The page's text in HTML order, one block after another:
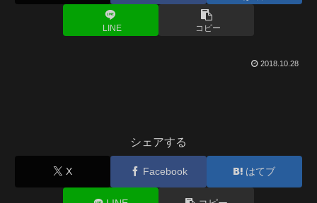
LINE コピー
2018.10.28
シェアする
X Facebook はてブ